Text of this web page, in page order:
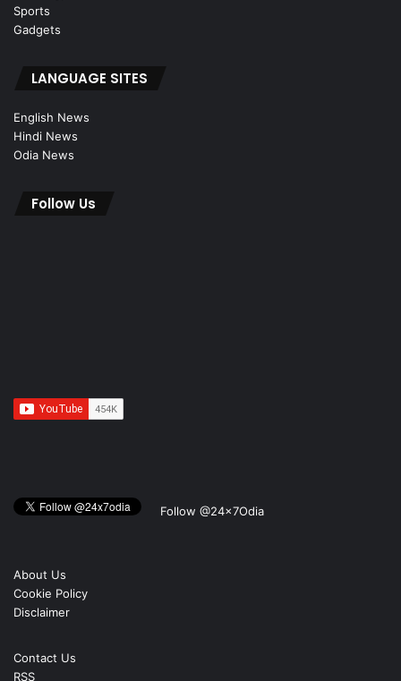
Sports
Gadgets
LANGUAGE SITES
English News
Hindi News
Odia News
Follow Us
Follow @24x7Odia
About Us
Cookie Policy
Disclaimer
Contact Us
RSS